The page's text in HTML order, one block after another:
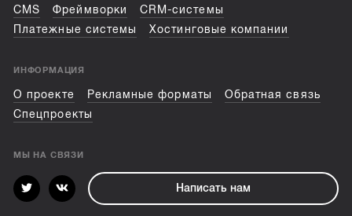
CMS Фреймворки
CRM-системы
Платежные системы
Хостинговые компании
ИНФОРМАЦИЯ
О проекте Рекламные форматы
Обратная связь
Спецпроекты
МЫ НА СВЯЗИ
Написать нам